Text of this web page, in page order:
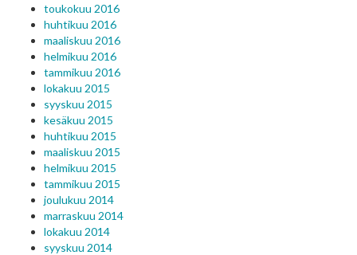
toukokuu 2016
huhtikuu 2016
maaliskuu 2016
helmikuu 2016
tammikuu 2016
lokakuu 2015
syyskuu 2015
kesäkuu 2015
huhtikuu 2015
maaliskuu 2015
helmikuu 2015
tammikuu 2015
joulukuu 2014
marraskuu 2014
lokakuu 2014
syyskuu 2014